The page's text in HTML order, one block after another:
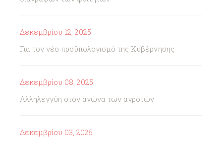
Δεκεμβρίου 12, 2025
Για τον νέο προϋπολογισμό της Κυβέρνησης
Δεκεμβρίου 08, 2025
Αλληλεγγύη στον αγώνα των αγροτών
Δεκεμβρίου 03, 2025